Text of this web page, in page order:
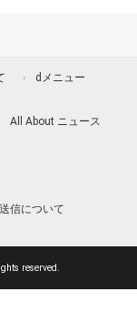
dメニュー
All About ニュース
信について
reserved.